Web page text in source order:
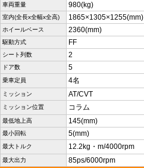
車両重量 980(kg)
室内(全長x全幅x全高) 1865×1305×1255(mm)
ホイールベース 2360(mm)
駆動方式 FF
シート列数 2
ドア数 5
乗車定員 4名
ミッション AT/CVT
ミッション位置 コラム
最低地上高 145(mm)
最小回転 5(mm)
最大トルク 12.2kg・m/4000rpm
最大出力 85ps/6000rpm